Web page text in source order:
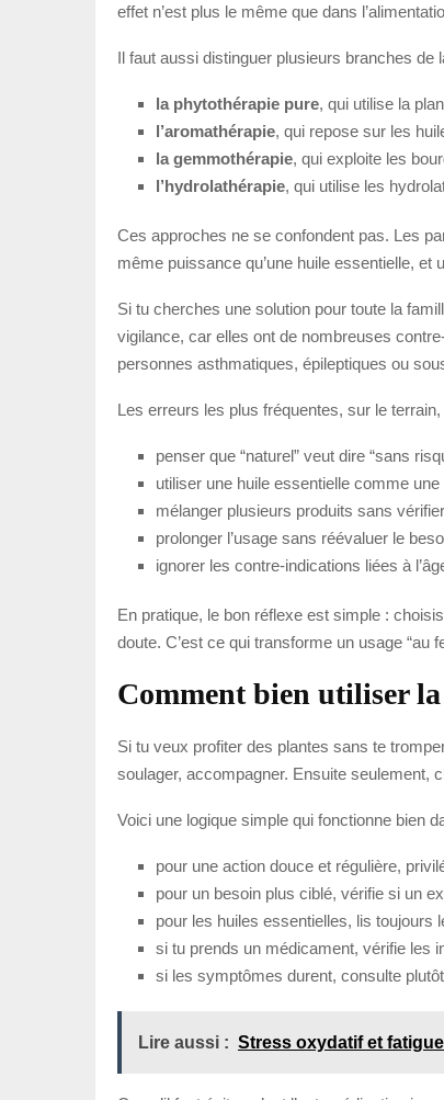
effet n’est plus le même que dans
Il faut aussi distinguer plusieurs branches de
la phytothérapie pure, qui utilise la
l’aromathérapie, qui repose sur les
la gemmothérapie, qui exploite les
l’hydrolathérapie, qui utilise les
Ces approches ne se confondent pas. Les
même puissance qu’une huile essentielle, et
Si tu cherches une solution pour toute la
vigilance, car elles ont de nombreuses
personnes asthmatiques, épileptiques ou
Les erreurs les plus fréquentes, sur le
penser que “naturel” veut dire “sans
utiliser une huile essentielle comme
mélanger plusieurs produits sans
prolonger l’usage sans réévaluer le
ignorer les contre-indications liées à
En pratique, le bon réflexe est simple :
doute. C’est ce qui transforme un usage “au
Comment bien utiliser
Si tu veux profiter des plantes sans te
soulager, accompagner. Ensuite seulement,
Voici une logique simple qui fonctionne bien
pour une action douce et régulière,
pour un besoin plus ciblé, vérifie si un
pour les huiles essentielles, lis toujours
si tu prends un médicament, vérifie les
si les symptômes durent, consulte
Lire aussi : Stress oxydatif et